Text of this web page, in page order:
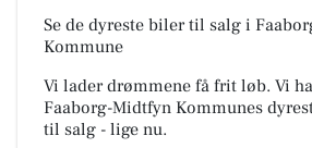
Se de dyreste biler til salg i
Kommune
Vi lader drømmene få frit løb. Vi
Faaborg-Midtfyn Kommunes
til salg - lige nu.